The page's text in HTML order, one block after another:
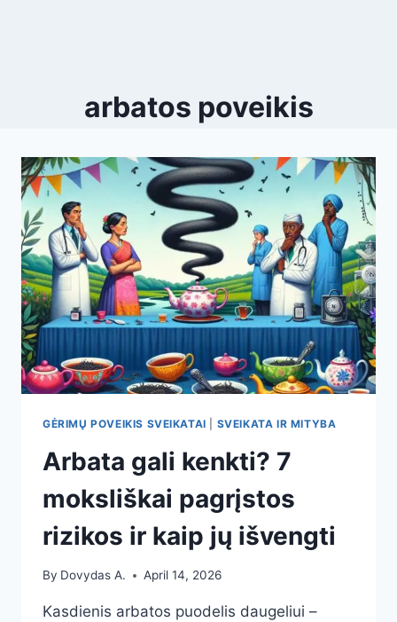
arbatos poveikis
GĖRIMŲ POVEIKIS SVEIKATAI SVEIKATA IR MITYBA
Arbata gali kenkti? 7
moksliškai pagrįstos
rizikos ir kaip jų išvengti
By Dovydas A. April 14, 2026
Kasdienis arbatos puodelis daugeliui –